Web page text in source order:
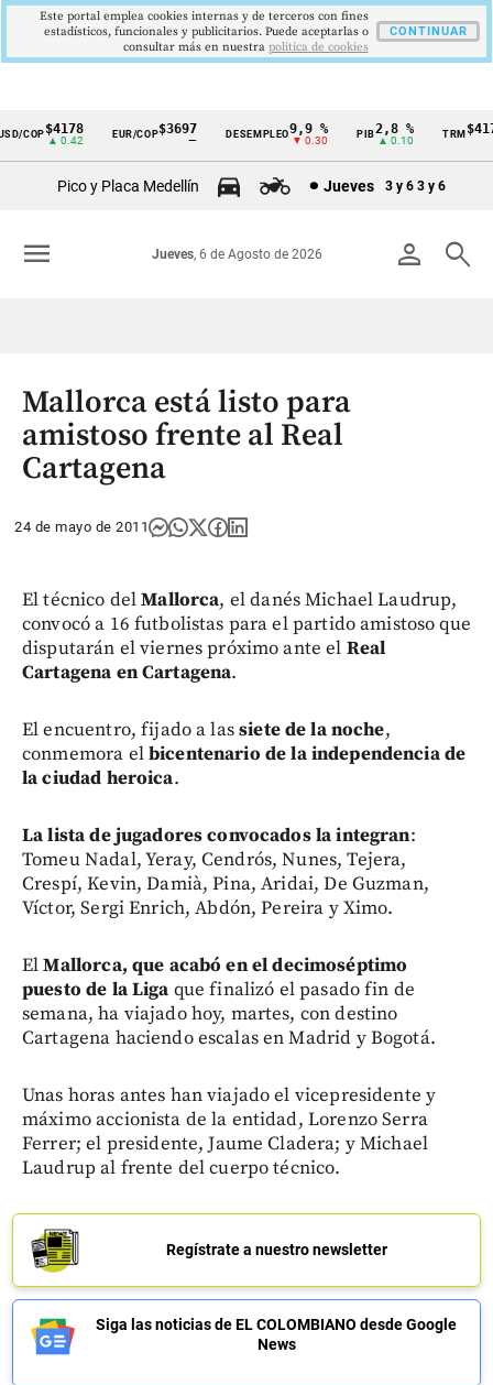
Cintillo
Colombia
COP$4178
▲ 0.42
EUR/COP$3697 DESEMPLEO 9,9 %
▼ 0.30
PIB2,8 %
▲ 0.10
TRM
Pico y Placa Medellín Jueves 3 y 6 3 y 6
person search
Jueves, 6 de Agosto de 2026
menu
Mallorca está listo para
amistoso frente al Real
Cartagena
24 de mayo de 2011
El técnico delMallorca, el danés Michael Laudrup,
convocó a 16 futbolistas para el partido amistoso que
disputarán el viernes próximo ante el Real
Cartagena en Cartagena.
El encuentro, fijado a lassiete de la noche,
conmemora elbicentenario de la independencia de
la ciudad heroica.
La lista de jugadores convocados la integran:
Tomeu Nadal, Yeray, Cendrós, Nunes, Tejera,
Crespí, Kevin, Damià, Pina, Aridai, De Guzman,
Víctor, Sergi Enrich, Abdón, Pereira y Ximo.
ElMallorca, que acabó en el decimoséptimo
puesto de la Liga que finalizó el pasado fin de
semana, ha viajado hoy, martes, con destino
Cartagena haciendo escalas en Madrid y Bogotá.
Unas horas antes han viajado el vicepresidente y
máximo accionista de la entidad, Lorenzo Serra
Ferrer; el presidente, Jaume Cladera; y Michael
Laudrup al frente del cuerpo técnico.
Regístrate a nuestro newsletter
Siga las noticias de EL COLOMBIANO desde Google
News
Este portal emplea cookies internas y de terceros con fines
estadísticos, funcionales y publicitarios. Puede aceptarlas o
consultar más en nuestra politica de cookies
CONTINUAR